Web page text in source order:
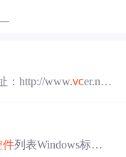
：http://www.vcer.net/
件的精美
户界面则是另一回
件列表Windows标准